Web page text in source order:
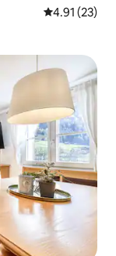
平均评分
4.91 (23)